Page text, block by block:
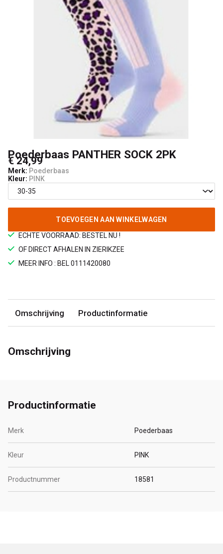
Poederbaas PANTHER SOCK 2PK
€ 24,99
Merk: Poederbaas
Kleur: PINK
TOEVOEGEN AAN WINKELWAGEN
ECHTE VOORRAAD: BESTEL NU !
OF DIRECT AFHALEN IN ZIERIKZEE
MEER INFO : BEL 0111420080
Omschrijving Productinformatie
Omschrijving
Productinformatie
Merk Poederbaas
Kleur PINK
Productnummer 18581